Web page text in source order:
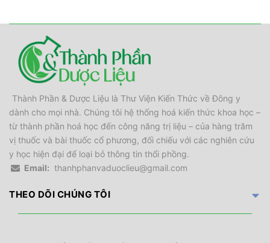
Thành Phần & Dược Liệu là Thư Viện Kiến Thức về Đông y
dành cho mọi nhà. Chúng tôi hệ thống hoá kiến thức khoa học –
từ thành phần hoá học đến công năng trị liệu – của hàng trăm
vị thuốc và bài thuốc cổ phương, đối chiếu với các nghiên cứu
y học hiện đại để loại bỏ thông tin thổi phồng.
Email: thanhphanvaduoclieu@gmail.com
THEO DÕI CHÚNG TÔI